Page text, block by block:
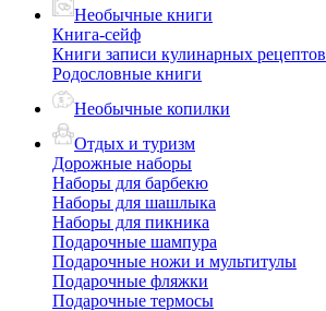
Необычные книги
Книга-сейф
Книги записи кулинарных рецептов
Родословные книги
Необычные копилки
Отдых и туризм
Дорожные наборы
Наборы для барбекю
Наборы для шашлыка
Наборы для пикника
Подарочные шампура
Подарочные ножи и мультитулы
Подарочные фляжки
Подарочные термосы